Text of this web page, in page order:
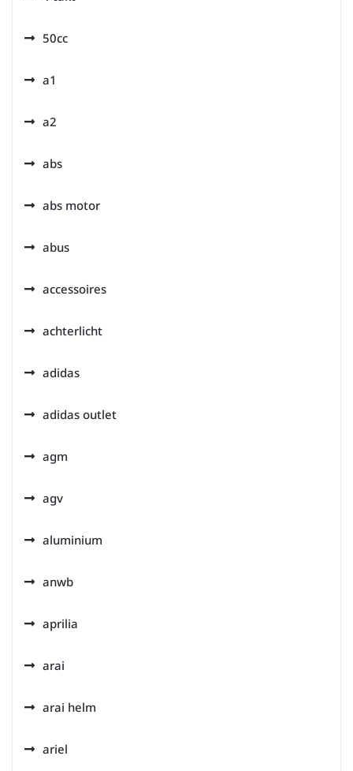
50cc
a1
a2
abs
abs motor
abus
accessoires
achterlicht
adidas
adidas outlet
agm
agv
aluminium
anwb
aprilia
arai
arai helm
ariel